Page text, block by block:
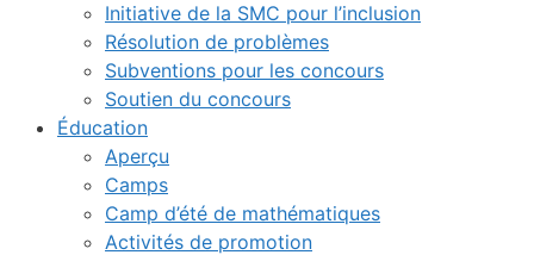
Initiative de la SMC pour l’inclusion
Résolution de problèmes
Subventions pour les concours
Soutien du concours
Éducation
Aperçu
Camps
Camp d’été de mathématiques
Activités de promotion